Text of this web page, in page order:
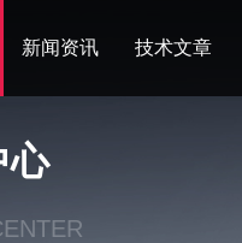
新闻资讯 技术文章
心